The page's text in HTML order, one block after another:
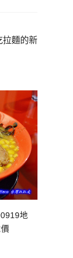
拉麵的新
地